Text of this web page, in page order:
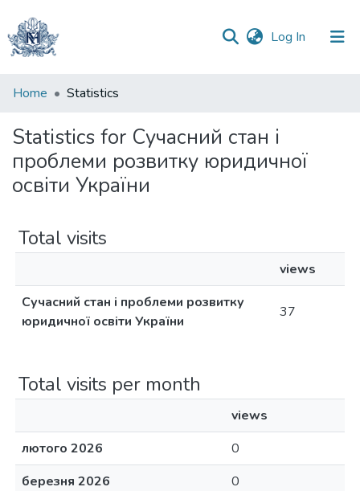
Log In (current)
Communities
Collections
All of DSpace
Home Statistics
Statistics for Сучасний стан і
проблеми розвитку юридичної
освіти України
Total visits
views
Сучасний стан і проблеми розвитку
юридичної освіти України
37
Total visits per month
views
лютого 2026
0
березня 2026
0